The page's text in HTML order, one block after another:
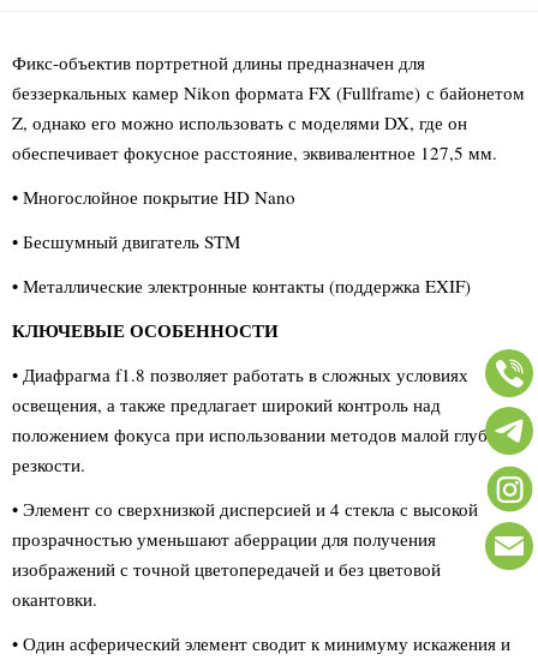
Фикс-объектив портретной длины предназначен для
беззеркальных камер Nikon формата FX (Fullframe) с байонетом
Z, однако его можно использовать с моделями DX, где он
обеспечивает фокусное расстояние, эквивалентное 127,5 мм.
• Многослойное покрытие HD Nano
• Бесшумный двигатель STM
• Металлические электронные контакты (поддержка EXIF)
КЛЮЧЕВЫЕ ОСОБЕННОСТИ
• Диафрагма f1.8 позволяет работать в сложных условиях
освещения, а также предлагает широкий контроль над
положением фокуса при использовании методов малой глубины
резкости.
• Элемент со сверхнизкой дисперсией и 4 стекла с высокой
прозрачностью уменьшают аберрации для получения
изображений с точной цветопередачей и без цветовой
окантовки.
• Один асферический элемент сводит к минимуму искажения и